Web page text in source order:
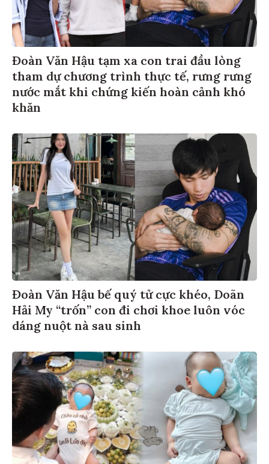
Đoàn Văn Hậu tạm xa con trai đầu lòng
tham dự chương trình thực tế, rưng rưng
nước mắt khi chứng kiến hoàn cảnh khó
khăn
Đoàn Văn Hậu bế quý tử cực khéo, Doãn
Hải My “trốn” con đi chơi khoe luôn vóc
dáng nuột nà sau sinh